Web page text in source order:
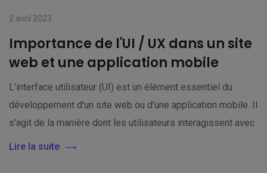
2 avril 2023
Importance de l'UI / UX dans un site
web et une application mobile
L'interface utilisateur (UI) est un élément essentiel du
développement d'un site web ou d'une application mobile. Il
s'agit de la manière dont les utilisateurs interagissent avec
Lire la suite